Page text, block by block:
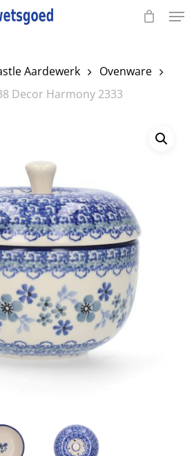
Aardewerk
Ovenware
Decor Harmony 2333